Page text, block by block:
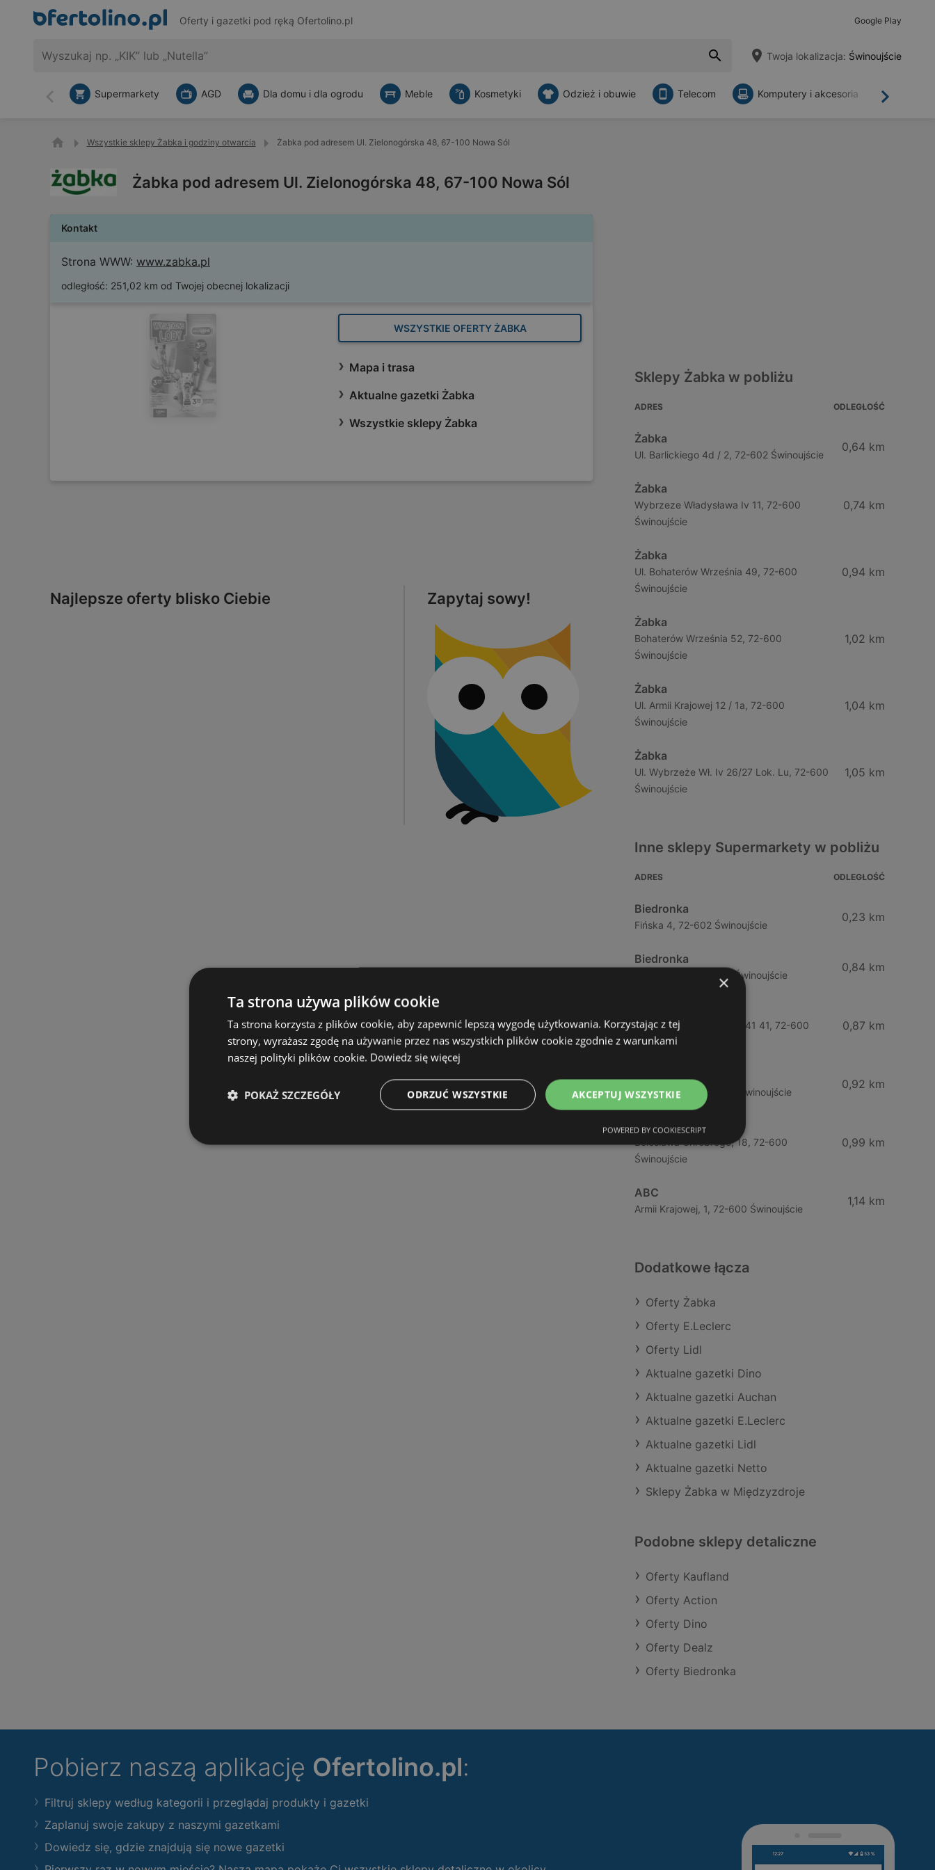
Oferty i gazetki pod ręką Ofertolino.pl Google Play
Twoja lokalizacja: Świnoujście
Wstecz Dalej
Supermarkety AGD Dla domu i dla ogrodu Meble Kosmetyki Odzież i obuwie Telecom Komputery i akcesoria
Wszystkie sklepy Żabka i godziny otwarcia Żabka pod adresem Ul. Zielonogórska 48, 67-100 Nowa Sól
Żabka pod adresem Ul. Zielonogórska 48, 67-100 Nowa Sól
Kontakt
Strona WWW: www.zabka.pl
odległość: 251,02 km od Twojej obecnej lokalizacji
WSZYSTKIE OFERTY ŻABKA
Mapa i trasa
Aktualne gazetki Żabka
Wszystkie sklepy Żabka
Najlepsze oferty blisko Ciebie Zapytaj sowy!
Sklepy Żabka w pobliżu
ADRES ODLEGŁOŚĆ
Żabka
Ul. Barlickiego 4d / 2, 72-602 Świnoujście
0,64 km
Żabka
Wybrzeze Władysława Iv 11, 72-600
Świnoujście
0,74 km
Żabka
Ul. Bohaterów Września 49, 72-600
Świnoujście
0,94 km
Żabka
Bohaterów Września 52, 72-600
Świnoujście
1,02 km
Żabka
Ul. Armii Krajowej 12 / 1a, 72-600
Świnoujście
1,04 km
Żabka
Ul. Wybrzeże Wł. Iv 26/27 Lok. Lu, 72-600
Świnoujście
1,05 km
Inne sklepy Supermarkety w pobliżu
ADRES ODLEGŁOŚĆ
Biedronka
Fińska 4, 72-602 Świnoujście
0,23 km
Biedronka
Chrobrego 9, 72-600 Świnoujście
0,84 km
Ul. Bohaterów Września 41 41, 72-600
Świnoujście
0,87 km
ABC
Barlickiego, 4, 72-600 Świnoujście
0,92 km
ABC
Bolesława Chrobrego, 18, 72-600
Świnoujście
0,99 km
ABC
Armii Krajowej, 1, 72-600 Świnoujście
1,14 km
Dodatkowe łącza
Oferty Żabka
Oferty E.Leclerc
Oferty Lidl
Aktualne gazetki Dino
Aktualne gazetki Auchan
Aktualne gazetki E.Leclerc
Aktualne gazetki Lidl
Aktualne gazetki Netto
Sklepy Żabka w Międzyzdroje
Podobne sklepy detaliczne
Oferty Kaufland
Oferty Action
Oferty Dino
Oferty Dealz
Oferty Biedronka
Pobierz naszą aplikację Ofertolino.pl:
Filtruj sklepy według kategorii i przeglądaj produkty i gazetki
Zaplanuj swoje zakupy z naszymi gazetkami
Dowiedz się, gdzie znajdują się nowe gazetki
×
Ta strona używa plików cookie
Ta strona korzysta z plików cookie, aby zapewnić lepszą wygodę użytkowania. Korzystając z tej
strony, wyrażasz zgodę na używanie przez nas wszystkich plików cookie zgodnie z warunkami
naszej polityki plików cookie. Dowiedz się więcej
AKCEPTUJ WSZYSTKIE
ODRZUĆ WSZYSTKIE
POKAŻ SZCZEGÓŁY
POWERED BY COOKIESCRIPT